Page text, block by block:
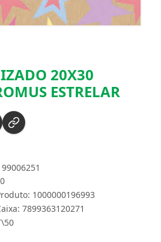
20X30
ESTRELAR
1000000196993
7899363120271